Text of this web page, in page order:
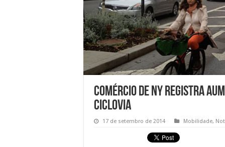
Comércio de NY registra
ciclovia
17 de setembro de 2014 Mobilidade,